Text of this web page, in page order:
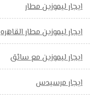
ايجار ليموزين مطار
ايجار ليموزين مطار القاهره
ايجار ليموزين مع سائق
ايجار مرسيدس